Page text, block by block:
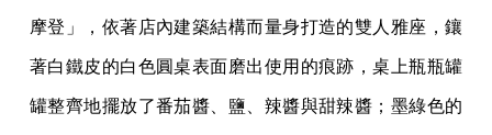
摩登」，依著店內建築結構而量身打造的雙人雅座，鑲
著白鐵皮的白色圓桌表面磨出使用的痕跡，桌上瓶瓶罐
罐整齊地擺放了番茄醬、鹽、辣醬與甜辣醬；墨綠色的